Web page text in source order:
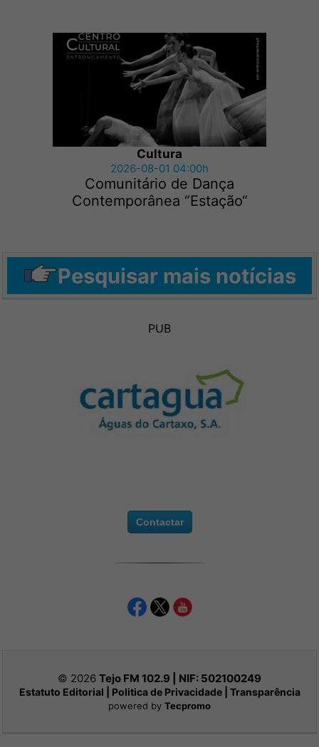
Cultura
2026-08-01 04:00h
Comunitário de Dança
Contemporânea “Estação“
Pesquisar mais notícias
PUB
Contactar
© 2026 Tejo FM 102.9 | NIF: 502100249
Estatuto Editorial Politica de Privacidade| Transparência
powered by Tecpromo